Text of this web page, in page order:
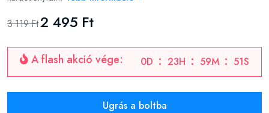
3 119 Ft2 495 Ft
A flash akció vége: 0D 23H 59M 51S
Ugrás a boltba